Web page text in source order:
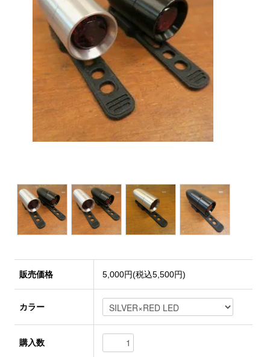
販売価格 5,000円(税込5,500円)
カラー
購入数